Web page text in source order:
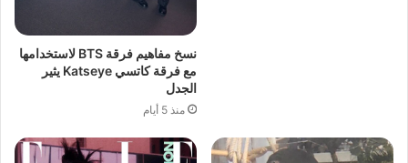
نسخ مفاهيم فرقة BTS لاستخدامها
مع فرقة كاتسي Katseye يثير
الجدل
منذ 5 أيام